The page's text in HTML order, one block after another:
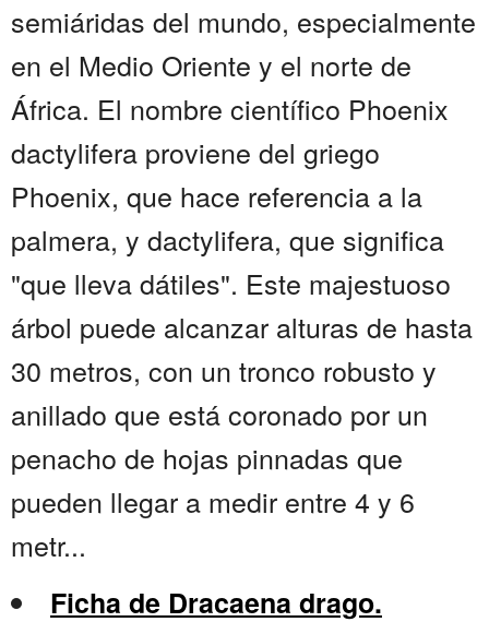
semiáridas del mundo, especialmente
en el Medio Oriente y el norte de
África. El nombre científico Phoenix
dactylifera proviene del griego
Phoenix, que hace referencia a la
palmera, y dactylifera, que significa
"que lleva dátiles". Este majestuoso
árbol puede alcanzar alturas de hasta
30 metros, con un tronco robusto y
anillado que está coronado por un
penacho de hojas pinnadas que
pueden llegar a medir entre 4 y 6
metr...
Ficha de Dracaena drago.